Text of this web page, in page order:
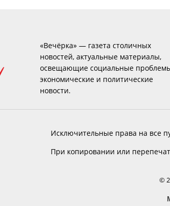
«Вечёрка» — газета столичных
новостей, актуальные материалы,
освещающие социальные
экономические и политические
новости.
Исключительные права на все
При копировании или
©